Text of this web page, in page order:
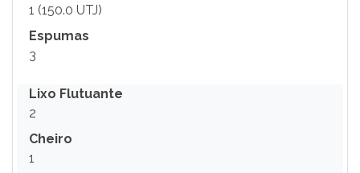
1 (150.0 UTJ)
Espumas
3
Lixo Flutuante
2
Cheiro
1